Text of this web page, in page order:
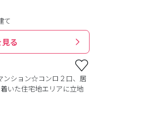
て
る
ンション☆コンロ２口、居
いた住宅地エリアに立地